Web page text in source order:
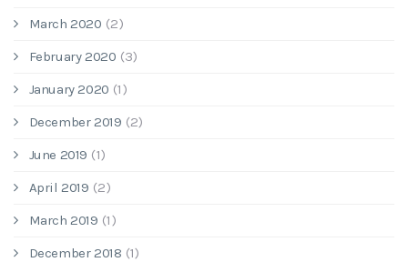
March 2020 (2)
February 2020 (3)
January 2020 (1)
December 2019 (2)
June 2019 (1)
April 2019 (2)
March 2019 (1)
December 2018 (1)